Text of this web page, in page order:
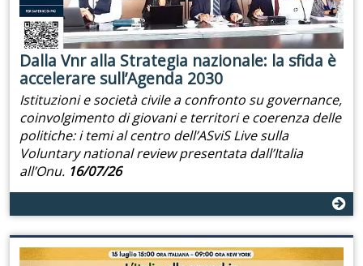
Dalla Vnr alla Strategia nazionale: la sfida è
accelerare sull’Agenda 2030
Istituzioni e società civile a confronto su governance,
coinvolgimento di giovani e territori e coerenza delle
politiche: i temi al centro dell’ASviS Live sulla
Voluntary national review presentata dall’Italia
all’Onu. 16/07/26